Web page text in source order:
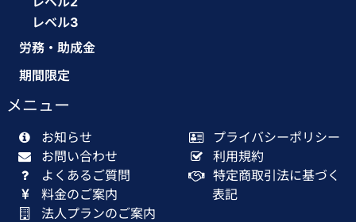
レベル3
労務・助成金
期間限定
メニュー
お知らせ
お問い合わせ
よくあるご質問
料金のご案内
法人プランのご案内
プライバシーポリシー
利用規約
特定商取引法に基づく
表記